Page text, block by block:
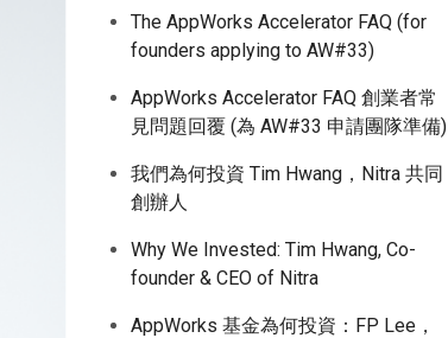
The AppWorks Accelerator FAQ (for
founders applying to AW#33)
AppWorks Accelerator FAQ 創業者常
見問題回覆 (為 AW#33 申請團隊準備)
我們為何投資 Tim Hwang，Nitra 共同
創辦人
Why We Invested: Tim Hwang, Co-
founder & CEO of Nitra
AppWorks 基金為何投資：FP Lee，